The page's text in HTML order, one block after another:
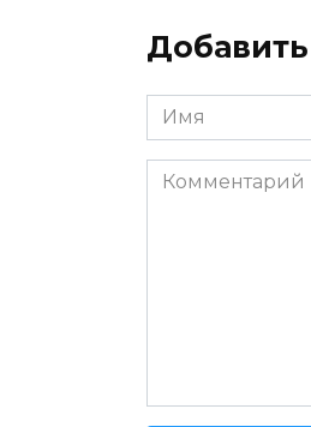
Имя
*
Комментарий